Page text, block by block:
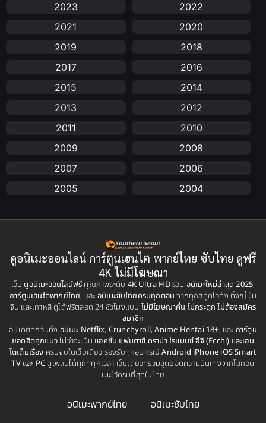
Animation การ์ตูน
Animation อนิเมะ
Animation แอนิเมชั่น
(25)
BBC(1)
Big tits (นมใหญ่)(19)
Biography
Bitch (ผู้หญิงร่าน)(1)
Blackmail (ข่มขู่) (1)
2023
2022
2021
2020
2019
2018
2017
2016
2015
2014
2013
2012
2011
2010
2009
2008
2007
2006
2005
2004
1999
1998
1995
1993
1992
1991
1990
1989
1988
1987
1981
1980
ดูอนิเมะออนไลน์ การ์ตูนเฮนไต พากย์ไทย ซับไทย ดูฟรี
4K ไม่มีโฆษณา
เว็บดูอนิเมะออนไลน์ฟรี คุณภาพระดับ 4K Ultra HDรวม อนิเมะใหม่ล่าสุด 2025,
การ์ตูนเฮนไตพากย์ไทย, และ อนิเมะซับไทยครบทุกตอน จากทุกสตูดิโอดัง ทั้งญี่ปุ่น
จีน และเกาหลี ดูได้ฟรีตลอด 24 ชั่วโมงแบบ ไม่มีโฆษณาคั่น ไม่กระตุก ไม่ต้องสมัคร
สมาชิก
อัปเดตทุกวันทั้ง อนิเมะ Netflix, Crunchyroll,Anime Hentai 18+, และ การ์ตูน
ยอดฮิตทุกแนวไม่ว่าจะเป็น แอคชั่น แฟนตาซี ดราม่า โรแมนซ์ อีจิ (Ecchi) และเฮน
ไตเต็มเรื่อง ครบจบในเว็บเดียว รองรับทุกอุปกรณ์Android iPhone iOS Smart
TV และ PCดูเพลินได้ทุกที่ทุกเวลา เว็บเดียวที่รวมสุดยอดความบันเทิงจากโลกอนิ
เมะไว้ครบที่สุดในไทย
อนิเมะพากย์ไทย อนิเมะซับไทย